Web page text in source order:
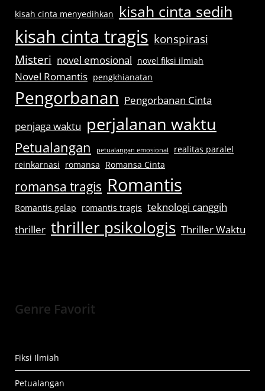
kisah cinta menyedihkan kisah cinta sedih
kisah cinta tragis konspirasi
Misteri novel emosional novel fiksi ilmiah
Novel Romantis pengkhianatan
Pengorbanan Pengorbanan Cinta
penjaga waktu perjalanan waktu
Petualangan petualangan emosional
realitas paralel
reinkarnasi romansa Romansa Cinta
romansa tragis Romantis
Romantis gelap romantis tragis teknologi canggih
thriller thriller psikologis Thriller Waktu
Genre Favorit
Fiksi Ilmiah
Petualangan